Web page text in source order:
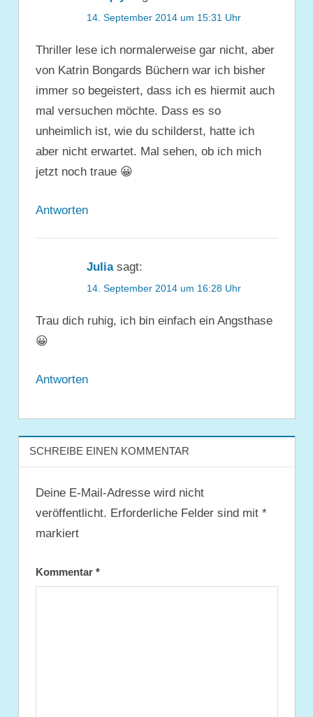
14. September 2014 um 15:31 Uhr
Thriller lese ich normalerweise gar nicht, aber
von Katrin Bongards Büchern war ich bisher
immer so begeistert, dass ich es hiermit auch
mal versuchen möchte. Dass es so
unheimlich ist, wie du schilderst, hatte ich
aber nicht erwartet. Mal sehen, ob ich mich
jetzt noch traue 😀
Antworten
Julia sagt:
14. September 2014 um 16:28 Uhr
Trau dich ruhig, ich bin einfach ein Angsthase
😀
Antworten
SCHREIBE EINEN KOMMENTAR
Deine E-Mail-Adresse wird nicht
veröffentlicht. Erforderliche Felder sind mit *
markiert
Kommentar *